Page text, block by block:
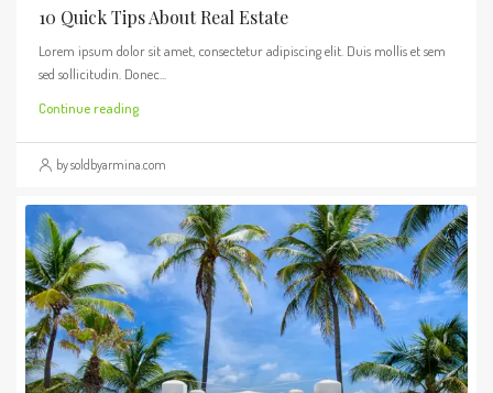
10 Quick Tips About Real Estate
Lorem ipsum dolor sit amet, consectetur adipiscing elit. Duis mollis et sem
sed sollicitudin. Donec...
Continue reading
by soldbyarmina.com